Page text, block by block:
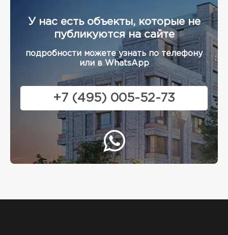
У нас есть объекты, которые не
публикуются на сайте
подробности можете узнать по телефону
или в WhatsApp
+7 (495) 005-52-73